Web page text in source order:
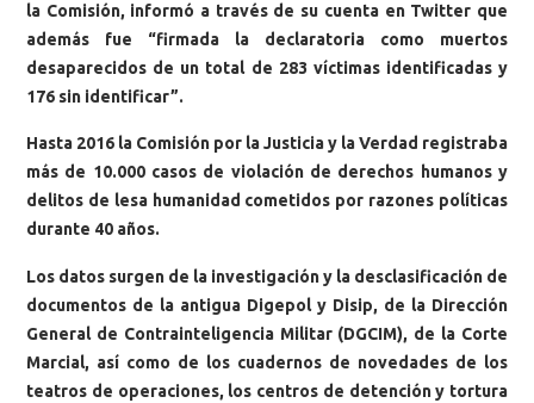
la Comisión, informó a través de su cuenta en Twitter que
además fue “firmada la declaratoria como muertos
desaparecidos de un total de 283 víctimas identificadas y
176 sin identificar”.
Hasta 2016 la Comisión por la Justicia y la Verdad registraba
más de 10.000 casos de violación de derechos humanos y
delitos de lesa humanidad cometidos por razones políticas
durante 40 años.
Los datos surgen de la investigación y la desclasificación de
documentos de la antigua Digepol y Disip, de la Dirección
General de Contrainteligencia Militar (DGCIM), de la Corte
Marcial, así como de los cuadernos de novedades de los
teatros de operaciones, los centros de detención y tortura